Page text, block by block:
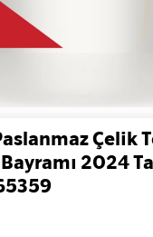
Çelik
2024